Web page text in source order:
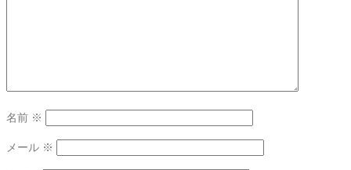
名前 ※
メール ※